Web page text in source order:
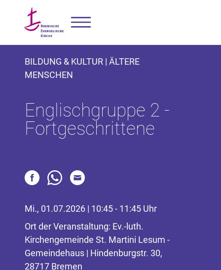
BILDUNG & KULTUR | ÄLTERE
MENSCHEN
Englischgruppe 2 -
Fortgeschrittene
Mi., 01.07.2026 | 10:45 - 11:45 Uhr
Ort der Veranstaltung: Ev.-luth.
Kirchengemeinde St. Martini Lesum -
Gemeindehaus | Hindenburgstr. 30,
28717 Bremen